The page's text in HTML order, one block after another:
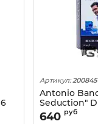
Артикул: 200845
Antonio
Seduction"
COLLECTION
640 руб